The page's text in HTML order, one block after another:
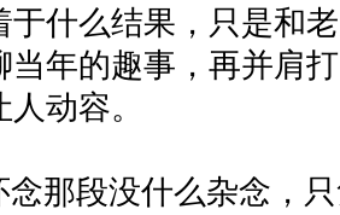
于什么结果，只是和
当年的趣事，再并肩
动容。
念那段没什么杂念，